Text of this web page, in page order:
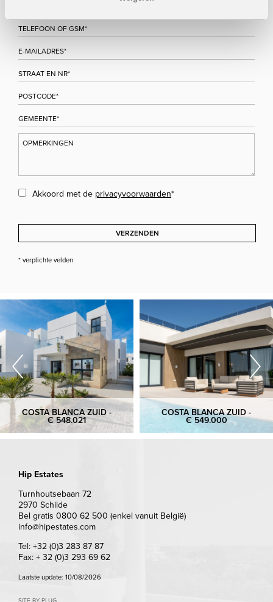
Akkoord met de privacyvoorwaarden*
VERZENDEN
* verplichte velden
COSTA BLANCA ZUID -
€ 548.021
COSTA BLANCA ZUID -
€ 549.000
Hip Estates
Turnhoutsebaan 72
2970 Schilde
Bel gratis 0800 62 500 (enkel vanuit België)
info@hipestates.com
Tel: +32 (0)3 283 87 87
Fax: + 32 (0)3 293 69 62
Laatste update: 10/08/2026